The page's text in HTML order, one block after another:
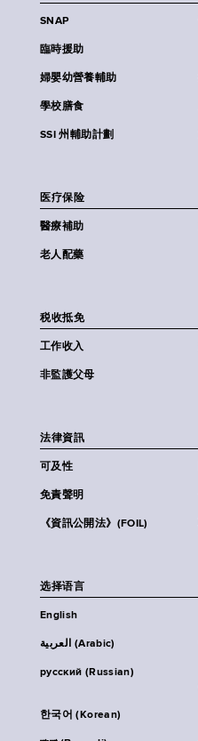
SNAP
臨時援助
婦嬰幼營養輔助
學校膳食
SSI 州輔助計劃
医疗保险
醫療補助
老人配藥
税收抵免
工作收入
非監護父母
法律資訊
可及性
免責聲明
《資訊公開法》(FOIL)
选择语言
English
العربية (Arabic)
русский (Russian)
한국어 (Korean)